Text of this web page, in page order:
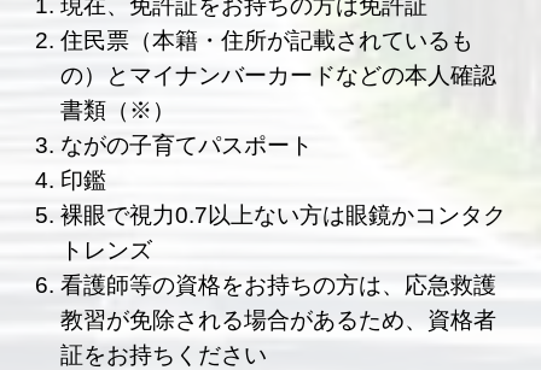
現在、免許証をお持ちの方は免許証
住民票（本籍・住所が記載されているも
の）とマイナンバーカードなどの本人確認
書類（※）
ながの子育てパスポート
印鑑
裸眼で視力0.7以上ない方は眼鏡かコンタク
トレンズ
看護師等の資格をお持ちの方は、応急救護
教習が免除される場合があるため、資格者
証をお持ちください